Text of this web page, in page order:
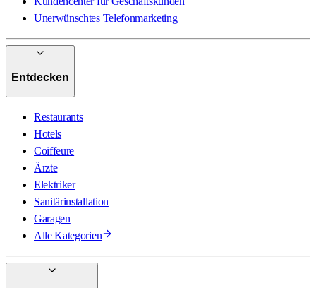
Unerwünschtes Telefonmarketing
Entdecken
Restaurants
Hotels
Coiffeure
Ärzte
Elektriker
Sanitärinstallation
Garagen
Alle Kategorien